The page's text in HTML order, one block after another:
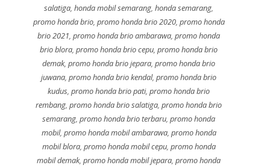
salatiga,honda mobil semarang,honda semarang,
promo honda brio, promo honda brio 2020, promo honda
brio 2021,promo honda brio ambarawa,promo honda
brio blora,promo honda brio cepu,promo honda brio
demak,promo honda brio jepara,promo honda brio
juwana,promo honda brio kendal,promo honda brio
kudus,promo honda brio pati,promo honda brio
rembang,promo honda brio salatiga,promo honda brio
semarang,promo honda brio terbaru,promo honda
mobil, promo honda mobil ambarawa, promo honda
mobil blora, promo honda mobil cepu, promo honda
mobil demak,promo honda mobil jepara,promo honda